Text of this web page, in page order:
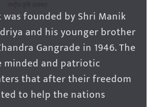
was founded by Shri Manik
and his younger brother
Gangrade in 1946. The
minded and patriotic
that after their freedom
to help the nations